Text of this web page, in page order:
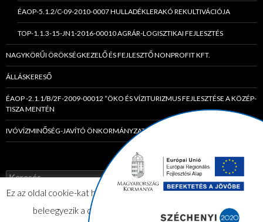
ÉAOP-5.1.2/C-09-2010-0007 HULLADÉKLERAKÓ REKULTIVÁCIÓJA
TOP-1.1.3-15-JN1-2016-00010 AGRÁR-LOGISZTIKAI FEJLESZTÉS
NAGYKÖRŰI ÖRÖKSÉGKEZELŐ ÉS FEJLESZTŐ NONPROFIT KFT.
ÁLLÁSKERESŐ
ÉAOP -2.1.1/B/2F-2009-00012 “ÖKO ÉS VÍZITURIZMUS FEJLESZTÉSE A KÖZÉP-
TISZA MENTÉN
IVÓVÍZMINŐSÉG-JAVÍTÓ ÖNKORMÁNYZATI TÁRSULÁS
K
rEz az oldal cookie-kat használ. Az elfogadom gombra kattintva Ön
beleegyezik a cookie-k használatába.
Elfogadom